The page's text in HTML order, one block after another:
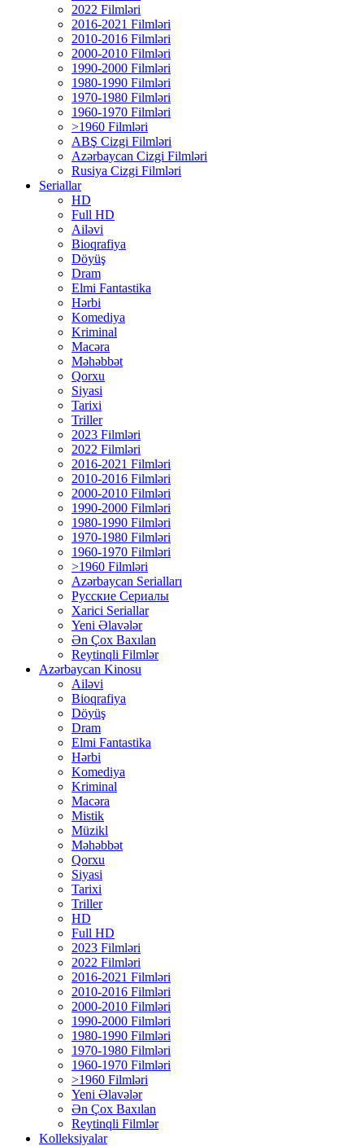
2022 Filmləri
2016-2021 Filmləri
2010-2016 Filmləri
2000-2010 Filmləri
1990-2000 Filmləri
1980-1990 Filmləri
1970-1980 Filmləri
1960-1970 Filmləri
>1960 Filmləri
ABŞ Cizgi Filmləri
Azərbaycan Cizgi Filmləri
Rusiya Cizgi Filmləri
Seriallar
HD
Full HD
Ailəvi
Bioqrafiya
Döyüş
Dram
Elmi Fantastika
Hərbi
Komediya
Kriminal
Macəra
Məhəbbət
Qorxu
Siyasi
Tarixi
Triller
2023 Filmləri
2022 Filmləri
2016-2021 Filmləri
2010-2016 Filmləri
2000-2010 Filmləri
1990-2000 Filmləri
1980-1990 Filmləri
1970-1980 Filmləri
1960-1970 Filmləri
>1960 Filmləri
Azərbaycan Serialları
Русские Сериалы
Xarici Seriallar
Yeni Əlavələr
Ən Çox Baxılan
Reytinqli Filmlər
Azərbaycan Kinosu
Ailəvi
Bioqrafiya
Döyüş
Dram
Elmi Fantastika
Hərbi
Komediya
Kriminal
Macəra
Mistik
Müzikl
Məhəbbət
Qorxu
Siyasi
Tarixi
Triller
HD
Full HD
2023 Filmləri
2022 Filmləri
2016-2021 Filmləri
2010-2016 Filmləri
2000-2010 Filmləri
1990-2000 Filmləri
1980-1990 Filmləri
1970-1980 Filmləri
1960-1970 Filmləri
>1960 Filmləri
Yeni Əlavələr
Ən Çox Baxılan
Reytinqli Filmlər
Kolleksiyalar